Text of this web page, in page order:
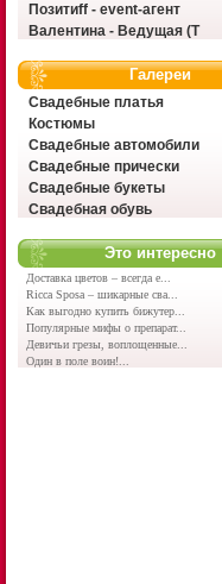
Позитиff - event-агент
Валентина - Ведущая (Т
Галереи
Свадебные платья
Костюмы
Свадебные автомобили
Свадебные прически
Свадебные букеты
Свадебная обувь
Это интересно
Доставка цветов – всегда е...
Ricca Sposa – шикарные сва...
Как выгодно купить бижутер...
Популярные мифы о препарат...
Девичьи грезы, воплощенные...
Один в поле воин!...